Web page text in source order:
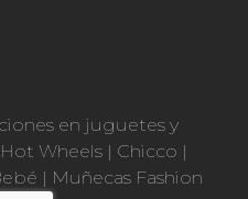
en juguetes y
Hot Wheels | Chicco |
| Muñecas Fashion